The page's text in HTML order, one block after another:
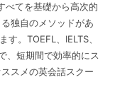
べてを基礎から高次的
独自のメソッドがあ
。TOEFL、IELTS、
、短期間で効率的にス
スメの英会話スクー